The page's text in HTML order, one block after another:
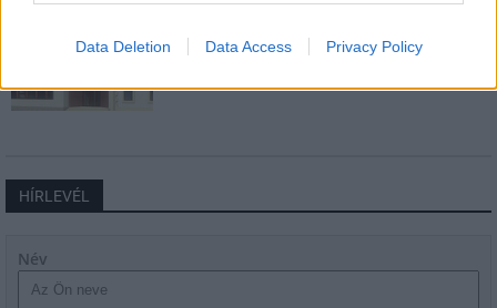
Data Deletion Data Access Privacy Policy
Hódmezővásárhely jó hírű református
iskoláját
HÍRLEVÉL
Név